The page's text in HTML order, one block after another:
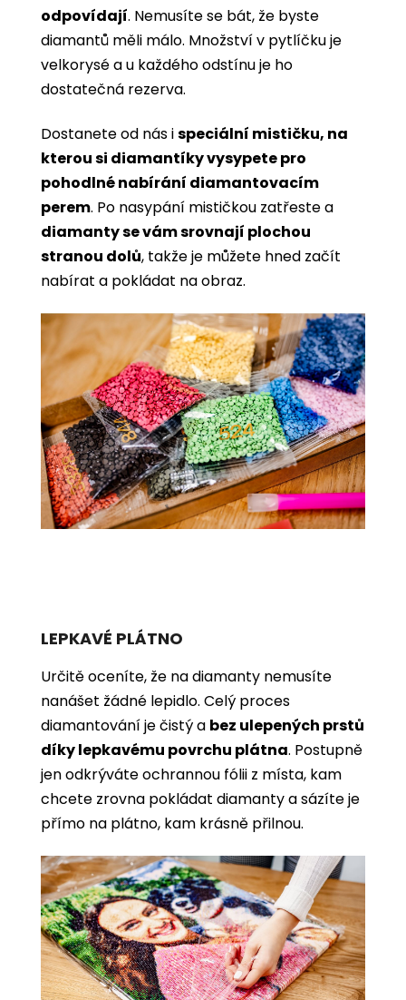
odpovídají. Nemusíte se bát, že byste
diamantů měli málo. Množství v pytlíčku je
velkorysé a u každého odstínu je ho
dostatečná rezerva.
Dostanete od nás ispeciální mističku, na
kterou si diamantíky vysypete pro
pohodlné nabírání diamantovacím
perem. Po nasypání mističkou zatřeste a
diamanty se vám srovnají plochou
stranou dolů, takže je můžete hned začít
nabírat a pokládat na obraz.
LEPKAVÉ PLÁTNO
Určitě oceníte, že na diamanty nemusíte
nanášet žádné lepidlo. Celý proces
diamantování je čistý a bez ulepených prstů
díky lepkavému povrchu plátna. Postupně
jen odkrýváte ochrannou fólii z místa, kam
chcete zrovna pokládat diamanty a sázíte je
přímo na plátno, kam krásně přilnou.